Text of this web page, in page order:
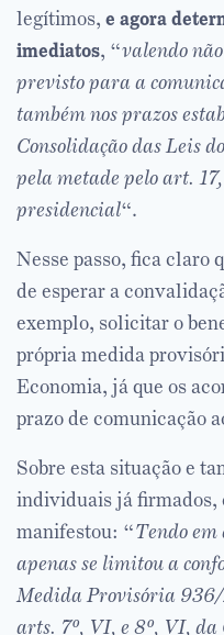
legítimos, e agora
imediatos, “valendo
previsto para a
também nos prazos
Consolidação das Leis
pela metade pelo art.
presidencial“.
Nesse passo, fica claro
de esperar a
exemplo, solicitar o
própria medida
Economia, já que os
prazo de comunicação
Sobre esta situação e
individuais já firmados,
manifestou: “Tendo
apenas se limitou a
Medida Provisória 936/
arts. 7º, VI, e 8º, VI, da